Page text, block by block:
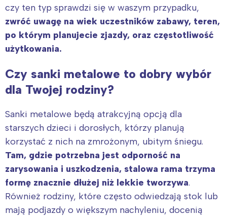
czy ten typ sprawdzi się w waszym przypadku,
zwróć uwagę na wiek uczestników zabawy, teren,
po którym planujecie zjazdy, oraz częstotliwość
użytkowania.
Czy sanki metalowe to dobry wybór
dla Twojej rodziny?
Sanki metalowe będą atrakcyjną opcją dla
starszych dzieci i dorosłych, którzy planują
korzystać z nich na zmrożonym, ubitym śniegu.
Tam, gdzie potrzebna jest odporność na
zarysowania i uszkodzenia, stalowa rama trzyma
formę znacznie dłużej niż lekkie tworzywa.
Również rodziny, które często odwiedzają stok lub
mają podjazdy o większym nachyleniu, docenią